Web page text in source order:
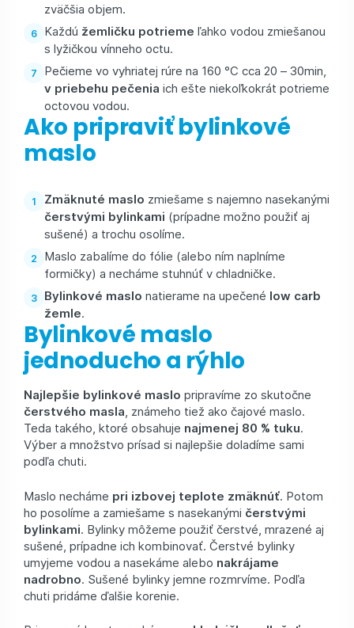
zväčšia objem.
Každú žemličku potrieme ľahko vodou zmiešanou
s lyžičkou vínneho octu.
Pečieme vo vyhriatej rúre na 160 °C cca 20 – 30min,
v priebehu pečenia ich ešte niekoľkokrát potrieme
octovou vodou.
Ako pripraviť bylinkové
maslo
Zmäknuté maslo zmiešame s najemno nasekanými
čerstvými bylinkami (prípadne možno použiť aj
sušené) a trochu osolíme.
Maslo zabalíme do fólie (alebo ním naplníme
formičky) a necháme stuhnúť v chladničke.
Bylinkové maslo natierame na upečené low carb
žemle.
Bylinkové maslo
jednoducho a rýhlo
Najlepšie bylinkové maslo pripravíme zo skutočne
čerstvého masla, známeho tiež ako čajové maslo.
Teda takého, ktoré obsahuje najmenej 80 % tuku.
Výber a množstvo prísad si najlepšie doladíme sami
podľa chuti.
Maslo necháme pri izbovej teplote zmäknúť. Potom
ho posolíme a zamiešame s nasekanými čerstvými
bylinkami. Bylinky môžeme použiť čerstvé, mrazené aj
sušené, prípadne ich kombinovať. Čerstvé bylinky
umyjeme vodou a nasekáme alebo nakrájame
nadrobno. Sušené bylinky jemne rozmrvíme. Podľa
chuti pridáme ďalšie korenie.